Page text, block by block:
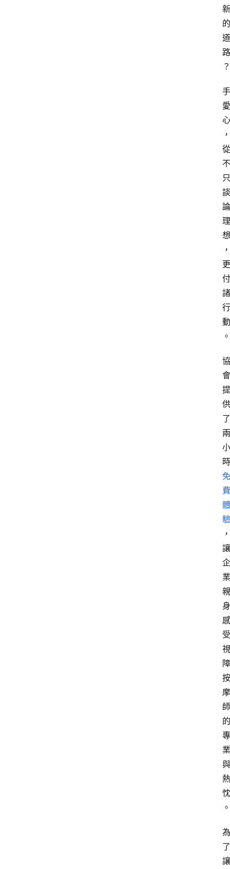
新
的
道
路
？
手
愛
心
，
從
不
只
談
論
理
想
，
更
付
諸
行
動
。
協
會
提
供
了
兩
小
時
免
費
體
驗
，
讓
企
業
親
身
感
受
視
障
按
摩
師
的
專
業
與
熱
忱
。
為
了
讓